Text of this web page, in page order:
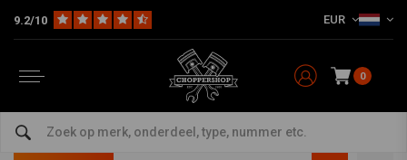
9.2/10 EUR
0
Stuur & Accessoires Sale
Home SALE Stuur & Accessoires Sale